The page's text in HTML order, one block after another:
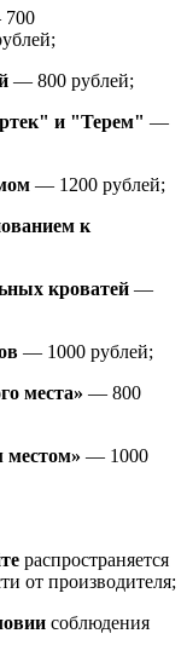
700
— 800 рублей;
и "Терем" —
— 1200 рублей;
к
кроватей —
— 1000 рублей;
места» — 800
местом» — 1000
распространяется
от производителя;
соблюдения